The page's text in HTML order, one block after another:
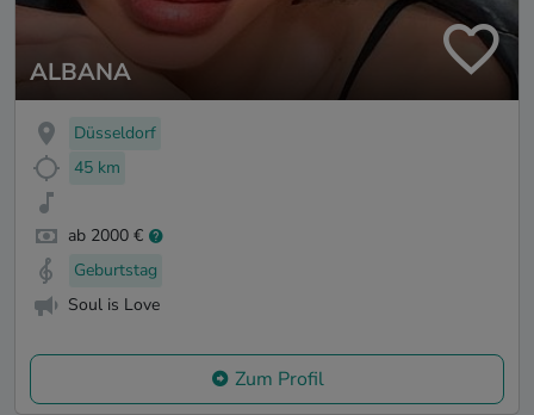
ALBANA
Düsseldorf
45 km
ab 2000 €
Geburtstag
Soul is Love
Zum Profil